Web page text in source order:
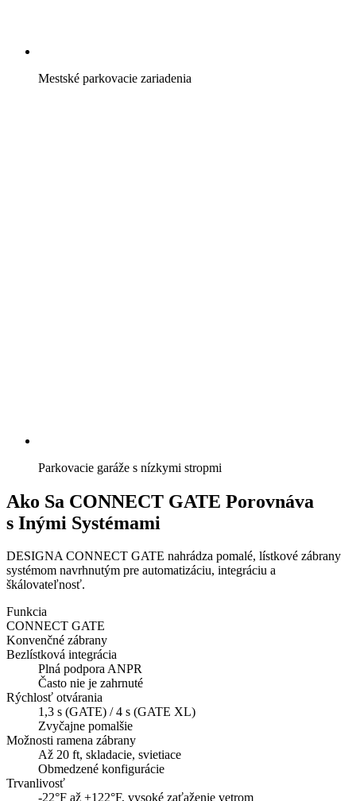
Mestské parkovacie zariadenia
Parkovacie garáže s nízkymi stropmi
Ako Sa CONNECT GATE Porovnáva
s Inými Systémami
DESIGNA CONNECT GATE nahrádza pomalé, lístkové zábrany
systémom navrhnutým pre automatizáciu, integráciu a
škálovateľnosť.
Funkcia
CONNECT GATE
Konvenčné zábrany
Bezlístková integrácia
Plná podpora ANPR
Často nie je zahrnuté
Rýchlosť otvárania
1,3 s (GATE) / 4 s (GATE XL)
Zvyčajne pomalšie
Možnosti ramena zábrany
Až 20 ft, skladacie, svietiace
Obmedzené konfigurácie
Trvanlivosť
-22°F až +122°F, vysoké zaťaženie vetrom